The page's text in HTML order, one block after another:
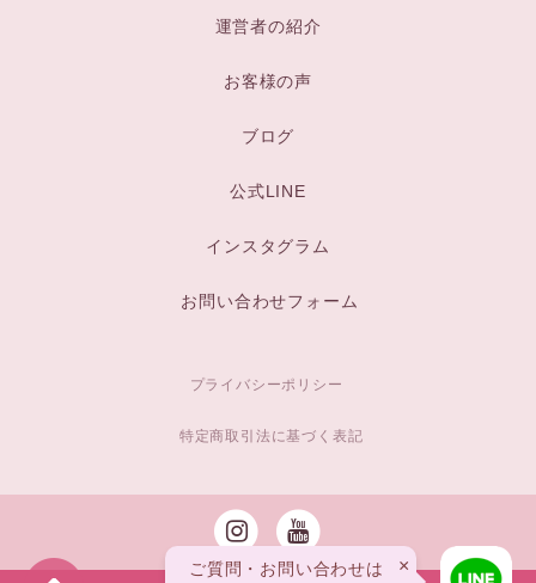
運営者の紹介
お客様の声
ブログ
公式LINE
インスタグラム
お問い合わせフォーム
プライバシーポリシー
特定商取引法に基づく表記
ご質問・お問い合わせは ×